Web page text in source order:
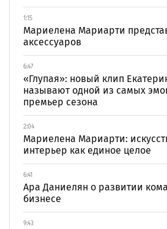
1:15
Мариелена Мариарти
аксессуаров
6:47
«Глупая»: новый клип
называют одной из самых
премьер сезона
2:04
Мариелена Мариарти:
интерьер как единое целое
6:41
Ара Даниелян о развитии
бизнесе
9:43